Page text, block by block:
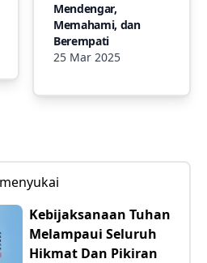
Mendengar,
Memahami, dan
Berempati
25 Mar 2025
Kebijaksanaan Tuhan
Melampaui Seluruh
Hikmat Dan Pikiran